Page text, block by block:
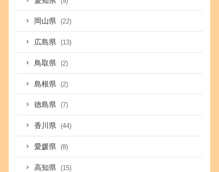
岡山県 (22)
広島県 (13)
鳥取県 (2)
島根県 (2)
徳島県 (7)
香川県 (44)
愛媛県 (8)
高知県 (15)